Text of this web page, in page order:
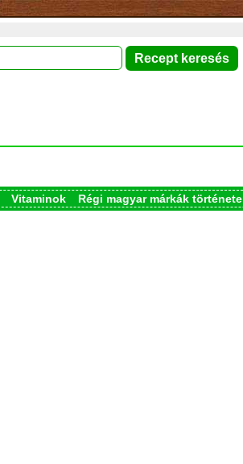
Vitaminok
Régi magyar márkák története